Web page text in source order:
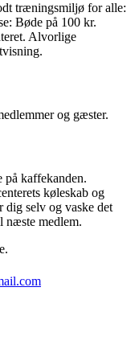
træningsmiljø for alle:
Bøde på 100 kr.
Alvorlige
og gæster.
på kaffekanden.
køleskab og
selv og vaske det
næste medlem.